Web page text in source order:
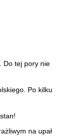
Do tej pory nie
Po kilku
na upał